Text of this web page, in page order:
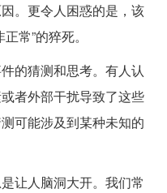
。更令人困惑的是，该
常”的猝死。
的猜测和思考。有人认
者外部干扰导致了这些
可能涉及到某种未知的
让人脑洞大开。我们常